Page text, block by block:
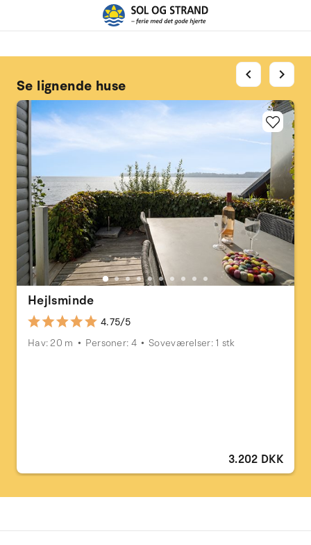
Se lignende huse
Hejlsminde
4.75/5
Hav: 20 m
Personer: 4 Soveværelser: 1 stk
3.202 DKK
chevron_left chevron_right